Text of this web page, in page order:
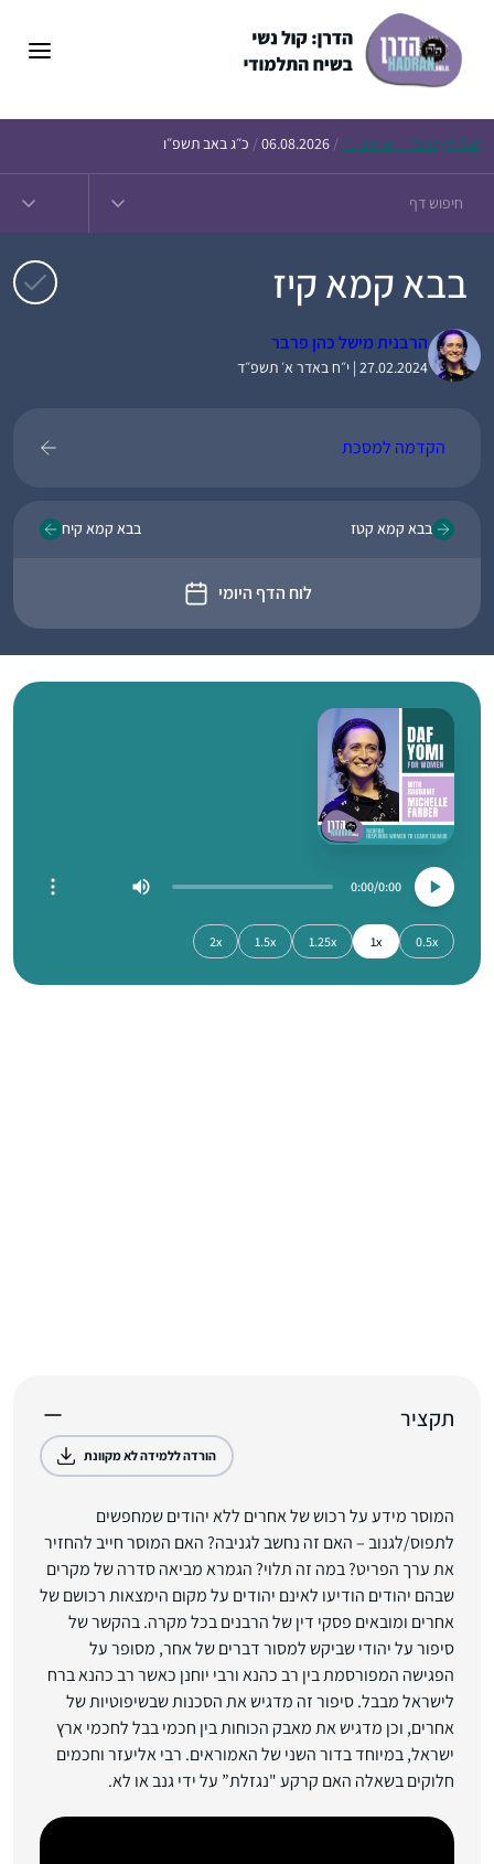
Today’s Daf – זבחים נ״ו /
06.08.2026
/ כ״ג באב תשפ״ו
בבא קמא קיז
הרבנית מישל כהן פרבר
27.02.2024 | י״ח באדר א׳ תשפ״ד
הקדמה למסכת
בבא קמא קטז
לוח הדף היומי
בבא קמא קיח
0:00
0:00
0.5x
1x
1.25x
1.5x
2x
תקציר
הורדה ללמידה לא מקוונת
המוסר מידע על רכוש של אחרים ללא יהודים שמחפשים
לתפוס/לגנוב – האם זה נחשב לגניבה? האם המוסר חייב להחזיר
את ערך הפריט? במה זה תלוי? הגמרא מביאה סדרה של מקרים
שבהם יהודים הודיעו לאינם יהודים על מקום הימצאות רכושם של
אחרים ומובאים פסקי דין של הרבנים בכל מקרה. בהקשר של
סיפור על יהודי שביקש למסור דברים של אחר, מסופר על
הפגישה המפורסמת בין רב כהנא ורבי יוחנן כאשר רב כהנא ברח
לישראל מבבל. סיפור זה מדגיש את הסכנות שבשיפוטיות של
אחרים, וכן מדגיש את מאבק הכוחות בין חכמי בבל לחכמי ארץ
ישראל, במיוחד בדור השני של האמוראים. רבי אליעזר וחכמים
חלוקים בשאלה האם קרקע "נגזלת” על ידי גנב או לא.